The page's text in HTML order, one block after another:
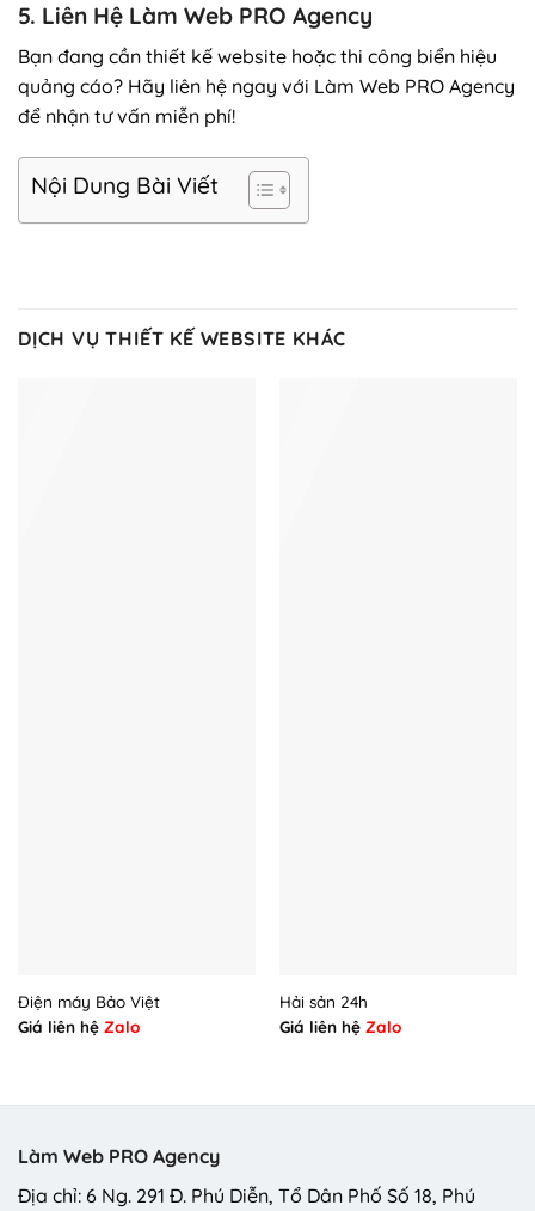
5. Liên Hệ Làm Web PRO Agency
Bạn đang cần thiết kế website hoặc thi công biển hiệu
quảng cáo? Hãy liên hệ ngay với Làm Web PRO Agency
để nhận tư vấn miễn phí!
Nội Dung Bài Viết
DỊCH VỤ THIẾT KẾ WEBSITE KHÁC
Điện máy Bảo Việt
Giá liên hệ Zalo
Hải sản 24h
Giá liên hệ Zalo
Làm Web PRO Agency
Địa chỉ: 6 Ng. 291 Đ. Phú Diễn, Tổ Dân Phố Số 18, Phú